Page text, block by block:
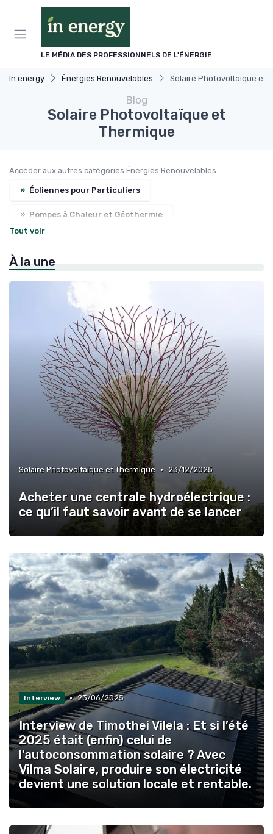
LE MÉDIA DES PROFESSIONNELS DE L'ÉNERGIE
In energy Énergies Renouvelables Solaire Photovoltaïque et
Blog
Solaire Photovoltaïque et
Thermique
Accéder aux autres catégories Énergies Renouvelables :
» Éoliennes pour Particuliers
» Pompes à Chaleur et Géothermie
» Subventions et Aides Financières
Tout voir
À la une
Solaire Photovoltaïque et Thermique • 23/12/2025
Acheter une centrale hydroélectrique :
ce qu’il faut savoir avant de se lancer
Interview • 23/06/2025
Interview de Timothei Vilela : Et si l’été
2025 était (enfin) celui de
l’autoconsommation solaire ? Avec
Vilma Solaire, produire son électricité
devient une solution locale et rentable.
Panneau de gestion des cookies